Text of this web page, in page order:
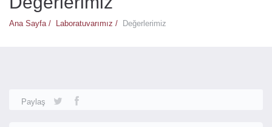
Ana Sayfa / Laboratuvarımız / Değerlerimiz
Paylaş